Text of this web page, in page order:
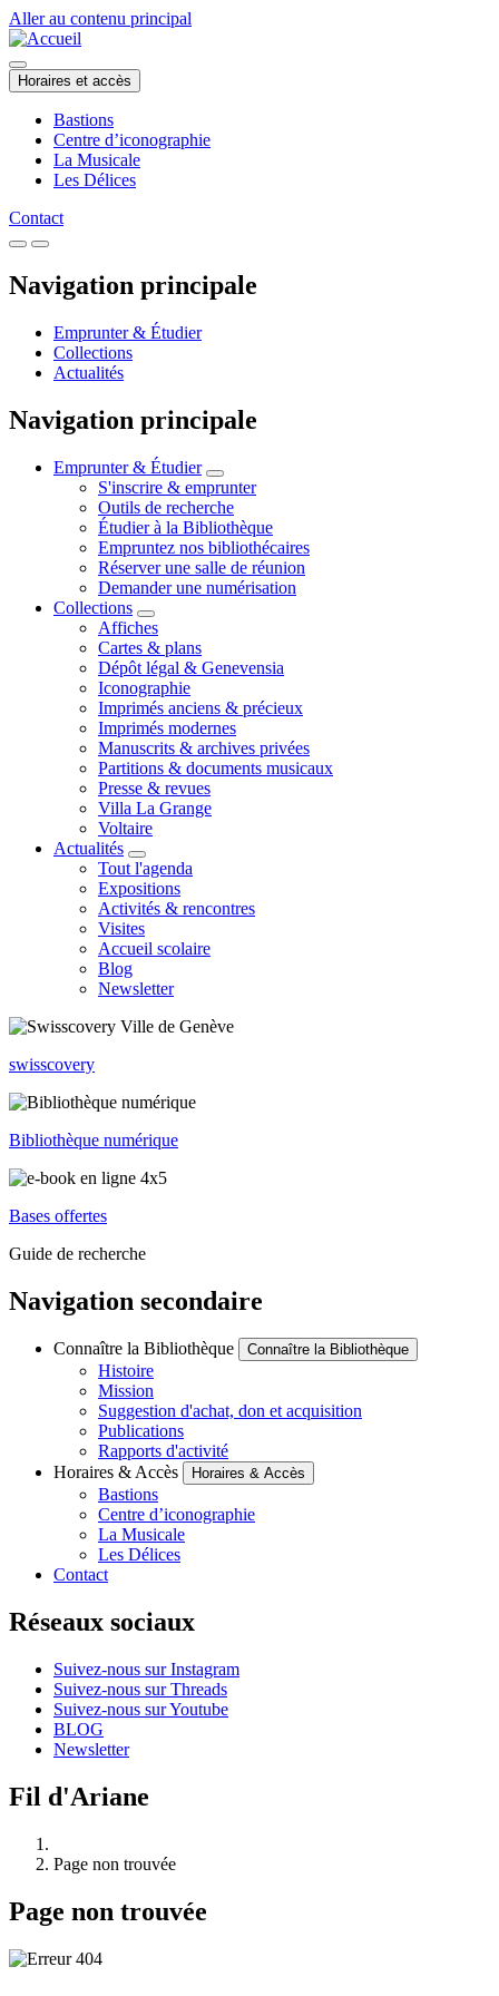
Aller au contenu principal
Horaires et accès
Bastions
Centre d’iconographie
La Musicale
Les Délices
Contact
Navigation principale
Emprunter & Étudier
Collections
Actualités
Navigation principale
Emprunter & Étudier
S'inscrire & emprunter
Outils de recherche
Étudier à la Bibliothèque
Empruntez nos bibliothécaires
Réserver une salle de réunion
Demander une numérisation
Collections
Affiches
Cartes & plans
Dépôt légal & Genevensia
Iconographie
Imprimés anciens & précieux
Imprimés modernes
Manuscrits & archives privées
Partitions & documents musicaux
Presse & revues
Villa La Grange
Voltaire
Actualités
Tout l'agenda
Expositions
Activités & rencontres
Visites
Accueil scolaire
Blog
Newsletter
swisscovery
Bibliothèque numérique
Bases offertes
Guide de recherche
Navigation secondaire
Connaître la Bibliothèque Connaître la Bibliothèque
Histoire
Mission
Suggestion d'achat, don et acquisition
Publications
Rapports d'activité
Horaires & Accès
Horaires & Accès
Bastions
Centre d’iconographie
La Musicale
Les Délices
Contact
Réseaux sociaux
Suivez-nous sur Instagram
Suivez-nous sur Threads
Suivez-nous sur Youtube
BLOG
Newsletter
Fil d'Ariane
Page non trouvée
Page non trouvée